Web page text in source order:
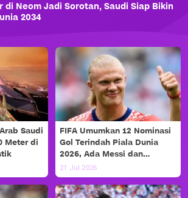
di Neom Jadi Sorotan, Saudi Siap Bikin
2034
Saudi
Meter di
FIFA Umumkan 12 Nominasi
Gol Terindah Piala Dunia
2026, Ada Messi dan
Haaland!
21 Jul 2026